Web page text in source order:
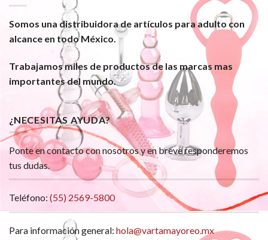
Somos una distribuidora de artículos para adulto con
alcance en todo México.
Trabajamos miles de productos de las marcas mas
importantes del mundo.
¿NECESITAS AYUDA?
Ponte en contacto con nosotros y en breve responderemos
tus dudas.
Teléfono: (55) 2569-5800
Para información general: hola@vartamayoreo.mx